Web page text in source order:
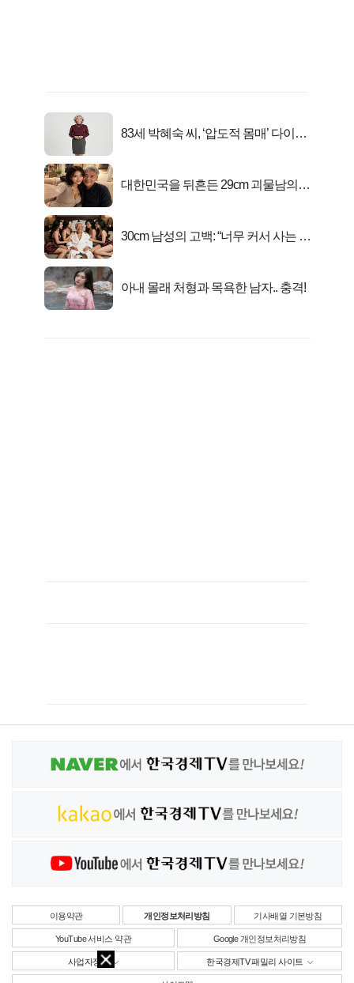
83세 박혜숙 씨, ‘압도적 몸매’ 다이어
대한민국을 뒤흔든 29cm 괴물남의
30cm 남성의 고백: “너무 커서 사는 게
아내 몰래 처형과 목욕한 남자.. 충격!
이용약관 개인정보처리방침 기사배열 기본방침
YouTube 서비스 약관 Google 개인정보처리방침
사업자정보 한국경제TV 패밀리 사이트